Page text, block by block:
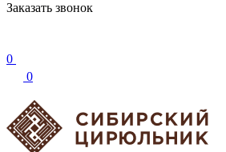
Заказать звонок
0
0